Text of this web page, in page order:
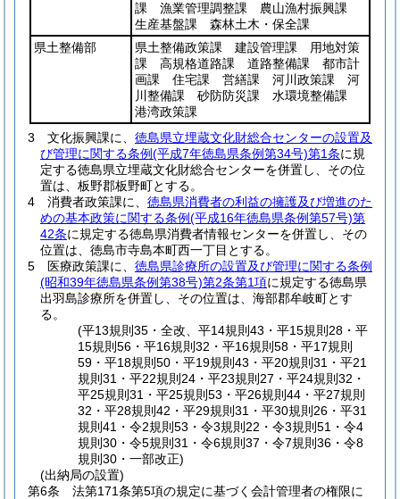
課 漁業管理調整課 農山漁村振興課
生産基盤課 森林土木・保全課
県土整備部
県土整備政策課 建設管理課 用地対策
課 高規格道路課 道路整備課 都市計
画課 住宅課 営繕課 河川政策課 河
川整備課 砂防防災課 水環境整備課
港湾政策課
3
文化振興課に、 徳島県立埋蔵文化財総合センターの設置及
び管理に関する条例(平成7年徳島県条例第34号)第1条に規
定する徳島県立埋蔵文化財総合センターを併置し、その位
置は、板野郡板野町とする。
4
消費者政策課に、 徳島県消費者の利益の擁護及び増進のた
めの基本政策に関する条例(平成16年徳島県条例第57号)第
42条に規定する徳島県消費者情報センターを併置し、その
位置は、徳島市寺島本町西一丁目とする。
5
医療政策課に、 徳島県診療所の設置及び管理に関する条例
(昭和39年徳島県条例第38号)第2条第1項に規定する徳島県
出羽島診療所を併置し、その位置は、海部郡牟岐町とす
る。
(平13規則35・全改、平14規則43・平15規則28・平
15規則56・平16規則32・平16規則58・平17規則
59・平18規則50・平19規則43・平20規則31・平21
規則31・平22規則24・平23規則27・平24規則32・
平25規則31・平25規則53・平26規則44・平27規則
32・平28規則42・平29規則31・平30規則26・平31
規則41・令2規則53・令3規則22・令3規則51・令4
規則30・令5規則31・令6規則37・令7規則36・令8
規則30・一部改正)
(出納局の設置)
第6条
法第171条第5項の規定に基づく会計管理者の権限に